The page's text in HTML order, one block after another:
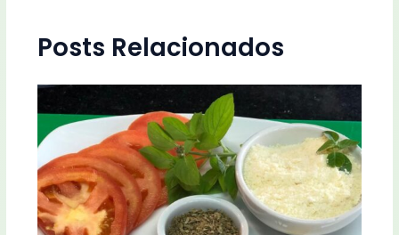
Posts Relacionados